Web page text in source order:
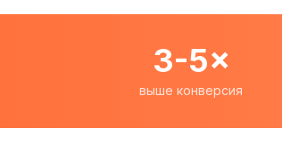
3-5×
выше конверсия